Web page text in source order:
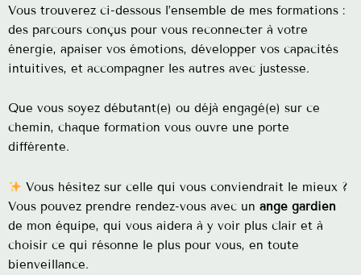
Vous trouverez ci-dessous l’ensemble de mes formations :
des parcours conçus pour vous reconnecter à votre
énergie, apaiser vos émotions, développer vos capacités
intuitives, et accompagner les autres avec justesse.
Que vous soyez débutant(e) ou déjà engagé(e) sur ce
chemin, chaque formation vous ouvre une porte
différente.
Vous hésitez sur celle qui vous conviendrait le mieux ?
Vous pouvez prendre rendez-vous avec un ange gardien
de mon équipe, qui vous aidera à y voir plus clair et à
choisir ce qui résonne le plus pour vous, en toute
bienveillance.